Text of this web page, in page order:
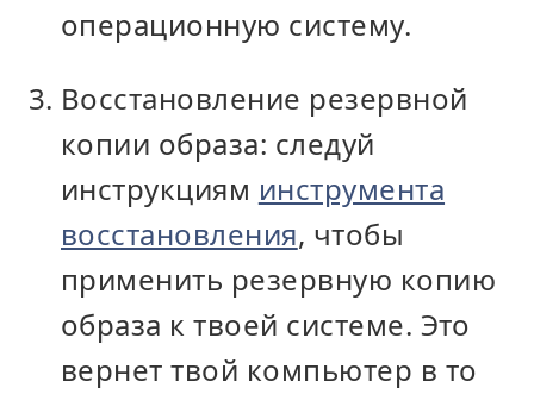
операционную систему.
Восстановление резервной
копии образа: следуй
инструкциям инструмента
восстановления, чтобы
применить резервную копию
образа к твоей системе. Это
вернет твой компьютер в то